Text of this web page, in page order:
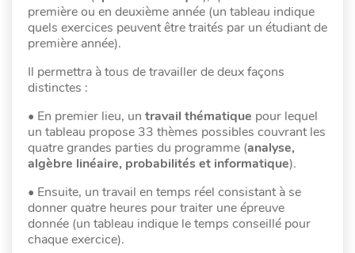
première ou en deuxième année (un tableau indique
quels exercices peuvent être traités par un étudiant de
première année).
Il permettra à tous de travailler de deux façons
distinctes :
• En premier lieu, un travail thématique pour lequel
un tableau propose 33 thèmes possibles couvrant les
quatre grandes parties du programme (analyse,
algèbre linéaire, probabilités et informatique).
• Ensuite, un travail en temps réel consistant à se
donner quatre heures pour traiter une épreuve
donnée (un tableau indique le temps conseillé pour
chaque exercice).